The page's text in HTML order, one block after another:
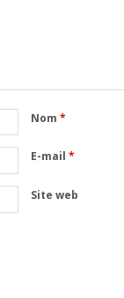
Nom *
E-mail *
Site web